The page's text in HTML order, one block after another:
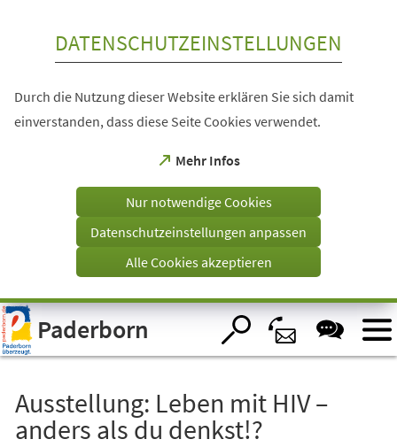
Visuelle
Assistenzsoftware
öffnen.
DATENSCHUTZEINSTELLUNGEN
Durch die Nutzung dieser Website erklären Sie sich damit
einverstanden, dass diese Seite Cookies verwendet.
Mehr Infos
(Öffnet
einem
Tab)
Nur notwendige Cookies
Datenschutzeinstellungen anpassen
Alle Cookies akzeptieren
Paderborn
Ausstellung: Leben mit HIV –
anders als du denkst!?